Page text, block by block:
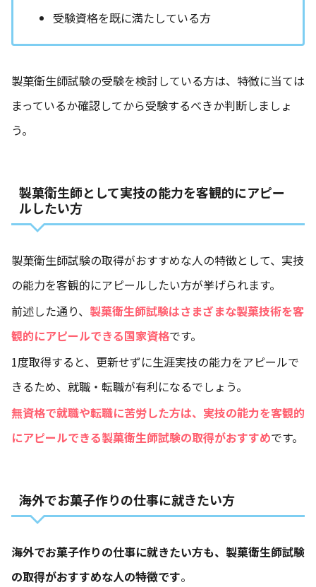
受験資格を既に満たしている方
製菓衛生師試験の受験を検討している方は、特徴に当ては
まっているか確認してから受験するべきか判断しましょ
う。
製菓衛生師として実技の能力を客観的にアピー
ルしたい方
製菓衛生師試験の取得がおすすめな人の特徴として、実技
の能力を客観的にアピールしたい方が挙げられます。
前述した通り、 製菓衛生師試験はさまざまな製菓技術を客
観的にアピールできる国家資格です。
1度取得すると、更新せずに生涯実技の能力をアピールで
きるため、就職・転職が有利になるでしょう。
無資格で就職や転職に苦労した方は、実技の能力を客観的
にアピールできる製菓衛生師試験の取得がおすすめです。
海外でお菓子作りの仕事に就きたい方
海外でお菓子作りの仕事に就きたい方も、製菓衛生師試験
の取得がおすすめな人の特徴です。